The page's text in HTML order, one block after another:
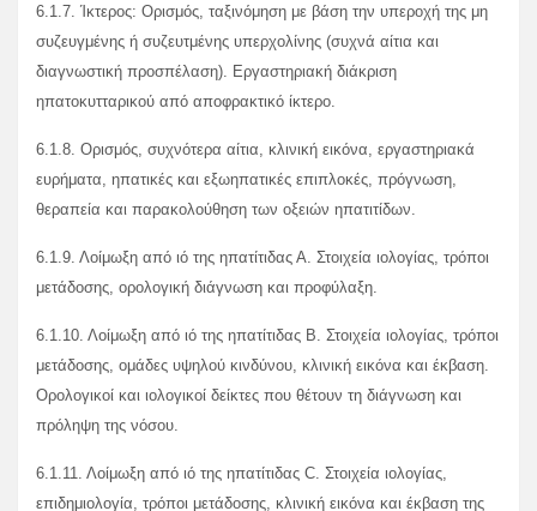
6.1.7. Ίκτερος: Ορισμός, ταξινόμηση με βάση την υπεροχή της μη
συζευγμένης ή συζευτμένης υπερχολίνης (συχνά αίτια και
διαγνωστική προσπέλαση). Εργαστηριακή διάκριση
ηπατοκυτταρικού από αποφρακτικό ίκτερο.
6.1.8. Ορισμός, συχνότερα αίτια, κλινική εικόνα, εργαστηριακά
ευρήματα, ηπατικές και εξωηπατικές επιπλοκές, πρόγνωση,
θεραπεία και παρακολούθηση των οξειών ηπατιτίδων.
6.1.9. Λοίμωξη από ιό της ηπατίτιδας Α. Στοιχεία ιολογίας, τρόποι
μετάδοσης, ορολογική διάγνωση και προφύλαξη.
6.1.10. Λοίμωξη από ιό της ηπατίτιδας Β. Στοιχεία ιολογίας, τρόποι
μετάδοσης, ομάδες υψηλού κινδύνου, κλινική εικόνα και έκβαση.
Ορολογικοί και ιολογικοί δείκτες που θέτουν τη διάγνωση και
πρόληψη της νόσου.
6.1.11. Λοίμωξη από ιό της ηπατίτιδας C. Στοιχεία ιολογίας,
επιδημιολογία, τρόποι μετάδοσης, κλινική εικόνα και έκβαση της